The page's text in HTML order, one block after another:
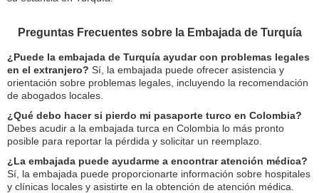
Preguntas Frecuentes sobre la Embajada de Turquía
¿Puede la embajada de Turquía ayudar con problemas legales
en el extranjero? Sí, la embajada puede ofrecer asistencia y
orientación sobre problemas legales, incluyendo la recomendación
de abogados locales.
¿Qué debo hacer si pierdo mi pasaporte turco en Colombia?
Debes acudir a la embajada turca en Colombia lo más pronto
posible para reportar la pérdida y solicitar un reemplazo.
¿La embajada puede ayudarme a encontrar atención médica?
Sí, la embajada puede proporcionarte información sobre hospitales
y clínicas locales y asistirte en la obtención de atención médica.